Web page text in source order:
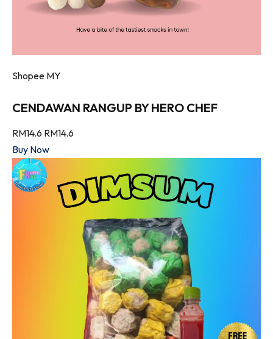
Shopee MY
CENDAWAN RANGUP BY HERO CHEF
RM14.6 RM14.6
Buy Now